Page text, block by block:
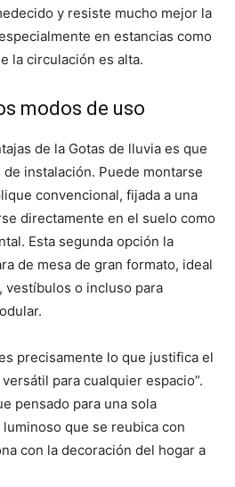
y resiste mucho mejor la
en estancias como
la circulación es alta.
modos de uso
de la Gotas de lluvia es que
instalación. Puede montarse
convencional, fijada a una
directamente en el suelo como
Esta segunda opción la
de mesa de gran formato, ideal
vestíbulos o incluso para
precisamente lo que justifica el
para cualquier espacio”.
pensado para una sola
que se reubica con
con la decoración del hogar a